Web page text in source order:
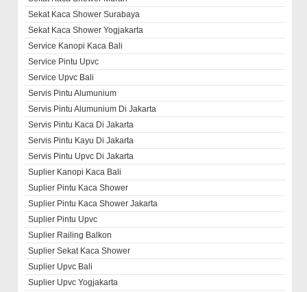
Sekat Kaca Shower Surabaya
Sekat Kaca Shower Yogjakarta
Service Kanopi Kaca Bali
Service Pintu Upvc
Service Upvc Bali
Servis Pintu Alumunium
Servis Pintu Alumunium Di Jakarta
Servis Pintu Kaca Di Jakarta
Servis Pintu Kayu Di Jakarta
Servis Pintu Upvc Di Jakarta
Suplier Kanopi Kaca Bali
Suplier Pintu Kaca Shower
Suplier Pintu Kaca Shower Jakarta
Suplier Pintu Upvc
Suplier Railing Balkon
Suplier Sekat Kaca Shower
Suplier Upvc Bali
Suplier Upvc Yogjakarta